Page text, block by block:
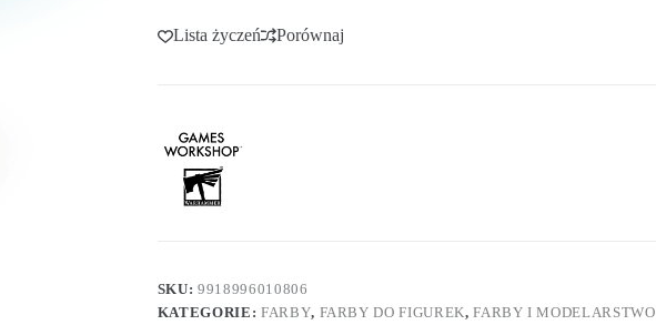
Ork
Flesh
Lista życzeń Porównaj
SKU:9918996010806
KATEGORIE: FARBY, FARBY DO FIGUREK,FARBY I MODELARSTWO